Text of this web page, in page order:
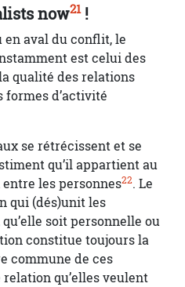
now21!
en aval du conflit, le
est celui des
qualité des relations
formes d’activité
se rétrécissent et se
qu’il appartient au
les personnes22. Le
qui (dés)unit les
soit personnelle ou
constitue toujours la
commune de ces
qu’elles veulent